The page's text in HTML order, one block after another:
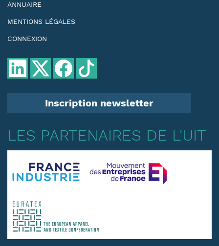
ANNUAIRE
MENTIONS LÉGALES
CONNEXION
Inscription newsletter
LES PARTENAIRES DE L'UIT